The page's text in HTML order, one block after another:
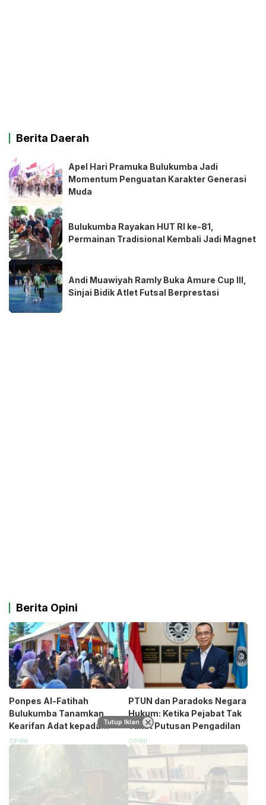
Berita Daerah
Apel Hari Pramuka Bulukumba Jadi
Momentum Penguatan Karakter Generasi
Muda
Bulukumba Rayakan HUT RI ke-81,
Permainan Tradisional Kembali Jadi Magnet
Andi Muawiyah Ramly Buka Amure Cup III,
Sinjai Bidik Atlet Futsal Berprestasi
Berita Opini
Ponpes Al-Fatihah
Bulukumba Tanamkan
Kearifan Adat kepada
Santri (Bagian 1)
OPINI
PTUN dan Paradoks Negara
Hukum: Ketika Pejabat Tak
Takut Putusan Pengadilan
OPINI
Tutup Iklan